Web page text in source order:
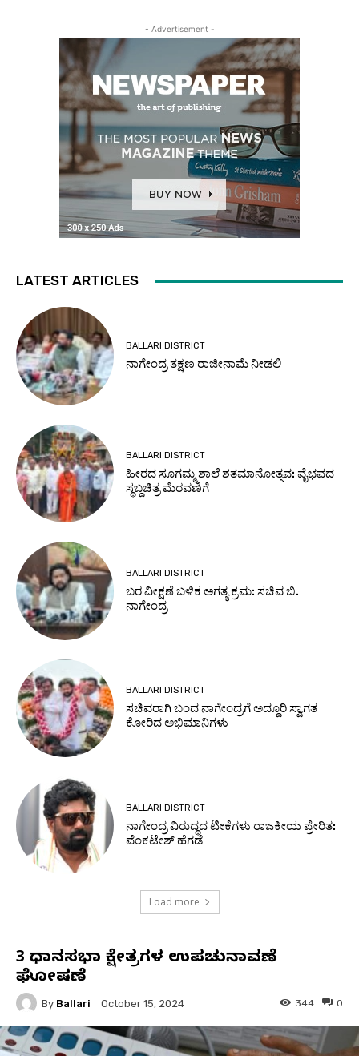
- Advertisement -
LATEST ARTICLES
BALLARI DISTRICT
ನಾಗೇಂದ್ರ ತಕ್ಷಣ ರಾಜೀನಾಮೆ ನೀಡಲಿ
BALLARI DISTRICT
ಹೀರದ ಸೂಗಮ್ಮ ಶಾಲೆ ಶತಮಾನೋತ್ಸವ: ವೈಭವದ
ಸ್ಥಬ್ದಚಿತ್ರ ಮೆರವಣಿಗೆ
BALLARI DISTRICT
ಬರ ವೀಕ್ಷಣೆ ಬಳಿಕ ಅಗತ್ಯ ಕ್ರಮ: ಸಚಿವ ಬಿ.
ನಾಗೇಂದ್ರ
BALLARI DISTRICT
ಸಚಿವರಾಗಿ ಬಂದ ನಾಗೇಂದ್ರಗೆ ಅದ್ದೂರಿ ಸ್ವಾಗತ
ಕೋರಿದ ಅಭಿಮಾನಿಗಳು
BALLARI DISTRICT
ನಾಗೇಂದ್ರ ವಿರುದ್ಧದ ಟೀಕೆಗಳು ರಾಜಕೀಯ ಪ್ರೇರಿತ:
ವೆಂಕಟೇಶ್ ಹೆಗಡೆ
Load more